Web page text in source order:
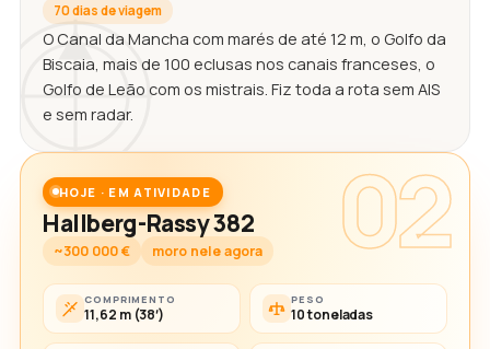
70 dias de viagem
O Canal da Mancha com marés de até 12 m, o Golfo da
Biscaia, mais de 100 eclusas nos canais franceses, o
Golfo de Leão com os mistrais. Fiz toda a rota sem AIS
e sem radar.
02
HOJE · EM ATIVIDADE
Hallberg-Rassy 382
~300 000 € moro nele agora
COMPRIMENTO
11,62 m (38′)
PESO
10 toneladas